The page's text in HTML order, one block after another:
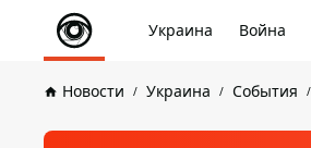
Украина Война
Новости Украина События